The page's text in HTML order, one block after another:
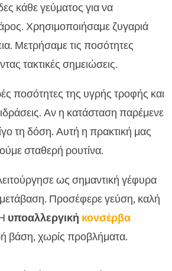
κάθε γεύματος για να
Χρησιμοποιήσαμε ζυγαριά
Μετρήσαμε τις ποσότητες
τακτικές σημειώσεις.
ποσότητες της υγρής τροφής και
Αν η κατάσταση παρέμενε
τη δόση. Αυτή η πρακτική μας
σταθερή ρουτίνα.
ως σημαντική γέφυρα
μετάβαση. Προσέφερε γεύση, καλή
υποαλλεργική κονσέρβα
βάση, χωρίς προβλήματα.